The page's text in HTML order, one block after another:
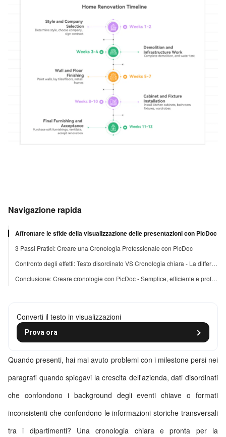
Navigazione rapida
Affrontare le sfide della visualizzazione delle presentazioni con PicDoc
3 Passi Pratici: Creare una Cronologia Professionale con PicDoc
Confronto degli effetti: Testo disordinato VS Cronologia chiara - La differenza è evidente
Conclusione: Creare cronologie con PicDoc - Semplice, efficiente e professionale
Converti il testo in visualizzazioni
Prova ora
Quando presenti, hai mai avuto problemi con i milestone persi nei
paragrafi quando spiegavi la crescita dell'azienda, dati disordinati
che confondono i background degli eventi chiave o formati
inconsistenti che confondono le informazioni storiche transversali
tra i dipartimenti? Una cronologia chiara e pronta per la